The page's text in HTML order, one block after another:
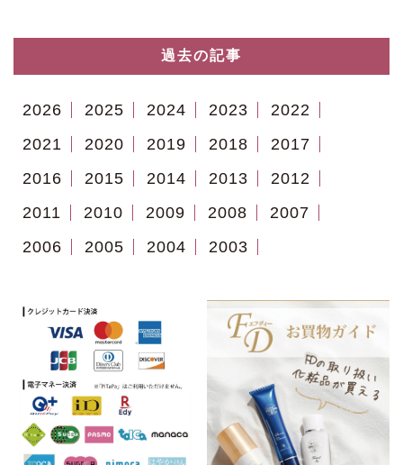
過去の記事
2026 2025 2024 2023
2022
2021
2020 2019 2018
2017
2016
2015 2014 2013
2012
2011
2010 2009 2008
2007
2006
2005 2004 2003